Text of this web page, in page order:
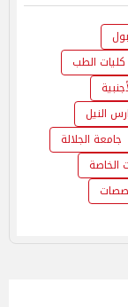
كليات الطب
النيل
جامعة الجلالة
الخاصة